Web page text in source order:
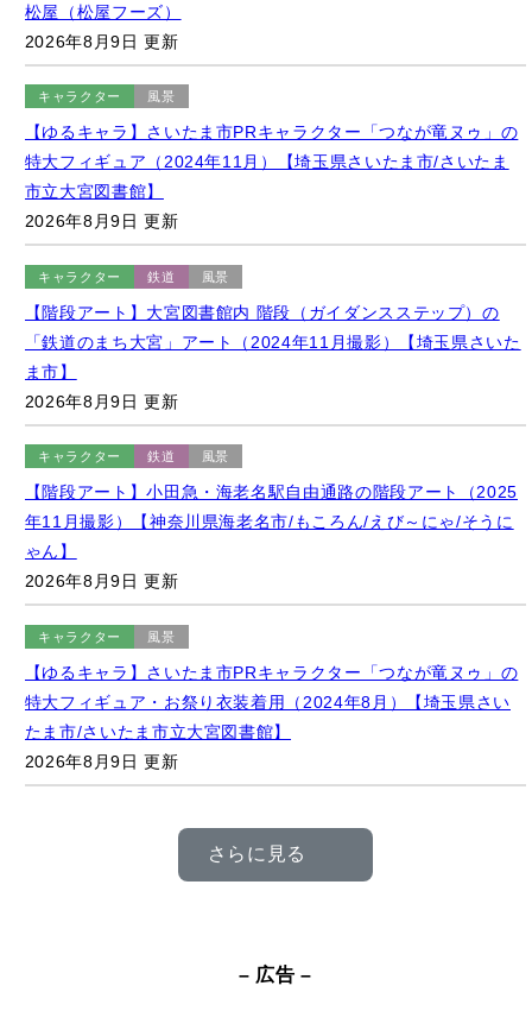
松屋（松屋フーズ）
2026年8月9日 更新
キャラクター 風景
【ゆるキャラ】さいたま市PRキャラクター「つなが竜ヌゥ」の
特大フィギュア（2024年11月）【埼玉県さいたま市/さいたま
市立大宮図書館】
2026年8月9日 更新
キャラクター 鉄道 風景
【階段アート】大宮図書館内 階段（ガイダンスステップ）の
「鉄道のまち大宮」アート（2024年11月撮影）【埼玉県さいた
ま市】
2026年8月9日 更新
キャラクター 鉄道 風景
【階段アート】小田急・海老名駅自由通路の階段アート（2025
年11月撮影）【神奈川県海老名市/もころん/えび～にゃ/そうに
ゃん】
2026年8月9日 更新
キャラクター 風景
【ゆるキャラ】さいたま市PRキャラクター「つなが竜ヌゥ」の
特大フィギュア・お祭り衣装着用（2024年8月）【埼玉県さい
たま市/さいたま市立大宮図書館】
2026年8月9日 更新
さらに見る
– 広告 –